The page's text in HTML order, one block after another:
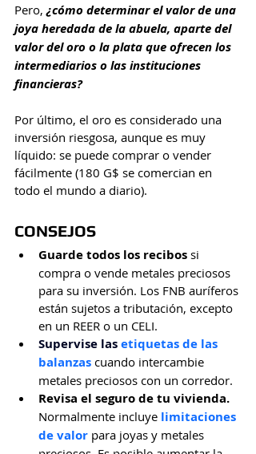
Pero, ¿cómo determinar el valor de una
joya heredada de la abuela, aparte del
valor del oro o la plata que ofrecen los
intermediarios o las instituciones
financieras?
Por último, el oro es considerado una
inversión riesgosa, aunque es muy
líquido: se puede comprar o vender
fácilmente (180 G$ se comercian en
todo el mundo a diario).
CONSEJOS
Guarde todos los recibos si
compra o vende metales preciosos
para su inversión. Los FNB auríferos
están sujetos a tributación, excepto
en un REER o un CELI.
Supervise las etiquetas de las
balanzas cuando intercambie
metales preciosos con un corredor.
Revisa el seguro de tu vivienda.
Normalmente incluye limitaciones
de valor para joyas y metales